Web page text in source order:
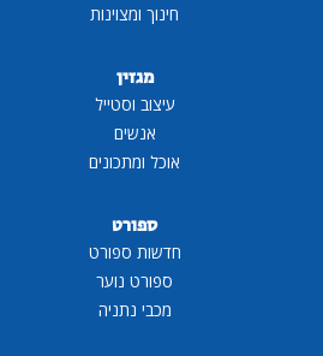
חינוך ומצוינות
מגזין
עיצוב וסטייל
אנשים
אוכל ומתכונים
ספורט
חדשות ספורט
ספורט נוער
מכבי נתניה